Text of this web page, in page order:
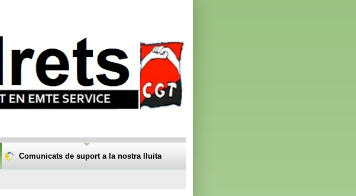
Comunicats de suport a la nostra lluita